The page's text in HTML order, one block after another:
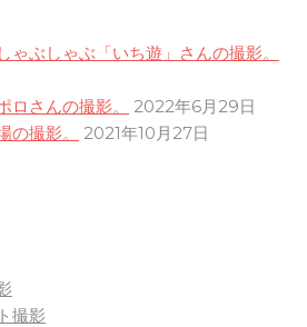
ゃぶしゃぶ「いち遊」さんの撮影。
ロさんの撮影。
2022年6月29日
の撮影。
2021年10月27日
撮影